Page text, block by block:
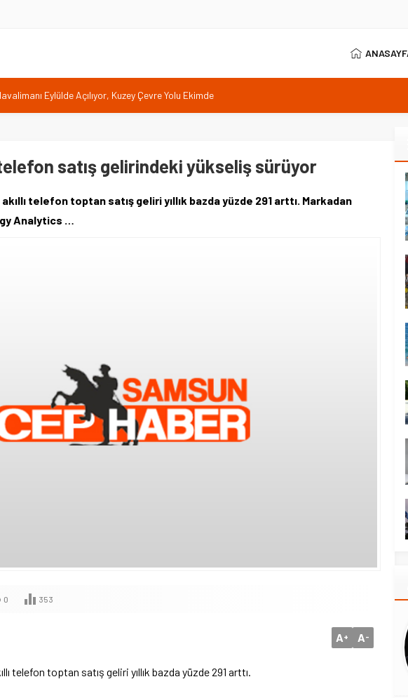
Eylülde Açılıyor, Kuzey Çevre Yolu Ekimde
otomobilin çarptığı emekli astsubay öldü
etkilenen bekçiyi emniyet müdürü ziyaret etti
telefon satış gelirindeki yükseliş sürüyor
telefon toptan satış geliri yıllık bazda yüzde 291 arttı. Markadan
Analytics …
0 353
A+ A-
telefon toptan satış geliri yıllık bazda yüzde 291 arttı.